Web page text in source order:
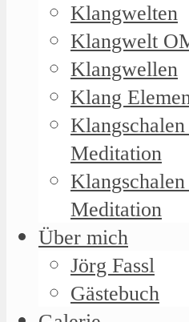
Klangwelten
Klangwelt
Klangwellen
Klang
Meditation
Klangschalen
Meditation
Über mich
Jörg Fassl
Gästebuch